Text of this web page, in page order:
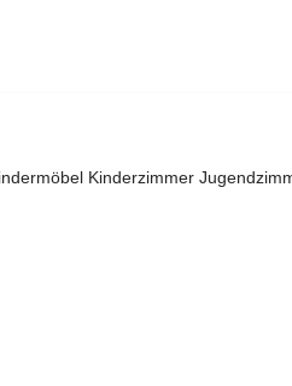
Kinderzimmer